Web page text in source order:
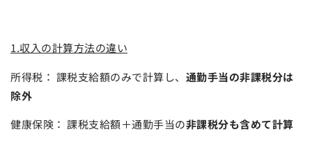
1.収入の計算方法の違い
所得税： 課税支給額のみで計算し、 通勤手当の非課税分は
除外
健康保険： 課税支給額＋通勤手当の非課税分も含めて計算